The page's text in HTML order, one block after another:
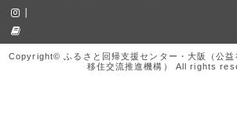
Copyright© ふるさと回帰支援センター・大阪（公益
移住交流推進機構） All rights